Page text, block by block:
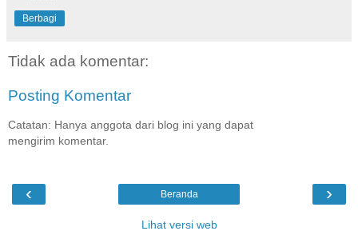
Berbagi
Tidak ada komentar:
Posting Komentar
Catatan: Hanya anggota dari blog ini yang dapat
mengirim komentar.
‹ ›
Beranda
Lihat versi web